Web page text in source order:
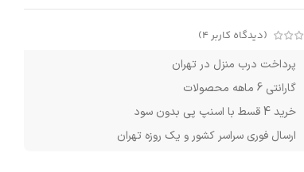
(دیدگاه کاربر4
)
پرداخت درب منزل در تهران
گارانتی 6 ماهه محصولات
خرید 4 قسط با اسنپ پی بدون سود
ارسال فوری سراسر کشور و یک روزه تهران